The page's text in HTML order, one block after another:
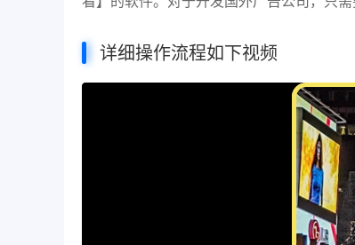
详细操作流程如下视频